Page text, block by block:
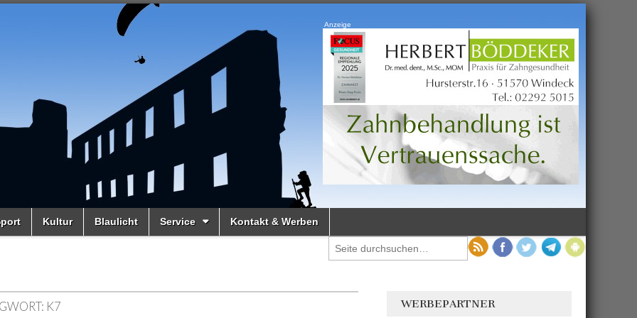
Anzeige
Kultur Blaulicht Service Kontakt & Werben
K7 WERBEPARTNER